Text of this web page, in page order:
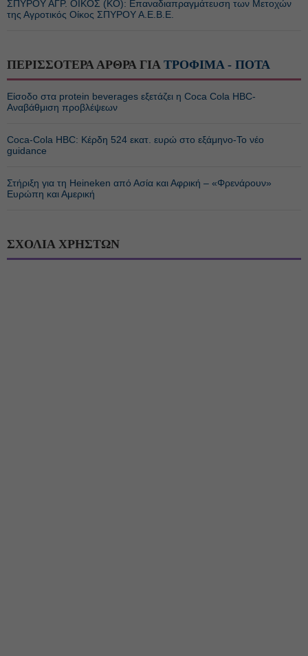
ΣΠΥΡΟΥ ΑΓΡ. ΟΙΚΟΣ (ΚΟ): Επαναδιαπραγμάτευση των Μετοχών
της Αγροτικός Οίκος ΣΠΥΡΟΥ Α.Ε.Β.Ε.
ΠΕΡΙΣΣΟΤΕΡΑ ΑΡΘΡΑ ΓΙΑ ΤΡΟΦΙΜΑ - ΠΟΤΑ
Είσοδο στα protein beverages εξετάζει η Coca Cola HBC-
Αναβάθμιση προβλέψεων
Coca-Cola HBC: Κέρδη 524 εκατ. ευρώ στο εξάμηνο-Το νέο
guidance
Στήριξη για τη Heineken από Ασία και Αφρική – «Φρενάρουν»
Ευρώπη και Αμερική
ΣΧΟΛΙΑ ΧΡΗΣΤΩΝ